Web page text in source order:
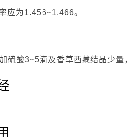
应为1.456~1.466。
硫酸3~5滴及香草西藏结晶少量